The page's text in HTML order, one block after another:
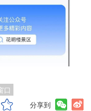
口
分享到